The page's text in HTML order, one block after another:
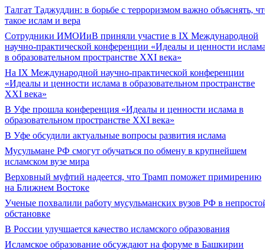
Талгат Таджуддин: в борьбе с терроризмом важно объяснять,
такое ислам и вера
Сотрудники ИМОИиВ приняли участие в IX Международной
научно-практической конференции «Идеалы и ценности
в образовательном пространстве XXI века»
На IX Международной научно-практической конференции
«Идеалы и ценности ислама в образовательном пространстве
XXI века»
В Уфе прошла конференция «Идеалы и ценности ислама в
образовательном пространстве XXI века»
В Уфе обсудили актуальные вопросы развития ислама
Мусульмане РФ смогут обучаться по обмену в крупнейшем
исламском вузе мира
Верховный муфтий надеется, что Трамп поможет примирению
на Ближнем Востоке
Ученые похвалили работу мусульманских вузов РФ в
обстановке
В России улучшается качество исламского образования
Исламское образование обсуждают на форуме в Башкирии